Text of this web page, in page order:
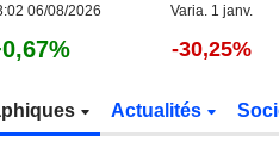
06/08/2026 Varia. 1 janv.
-30,25%
Actualités